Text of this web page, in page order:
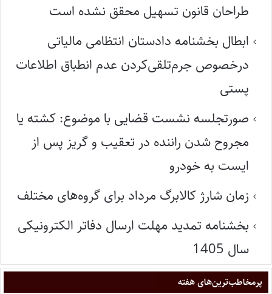
طراحان قانون تسهیل محقق نشده است
ابطال بخشنامه دادستان انتظامی مالیاتی
درخصوص جرم‌تلقی‌کردن عدم انطباق اطلاعات
پستی
صورتجلسه نشست قضایی با موضوع: کشته یا
مجروح شدن راننده در تعقیب و گریز پس از
ایست به خودرو
زمان شارژ کالابرگ مرداد برای گروه‌های مختلف
بخشنامه تمدید مهلت ارسال دفاتر الکترونیکی
سال 1405
پر‌مخاطب‌ترین‌های هفته